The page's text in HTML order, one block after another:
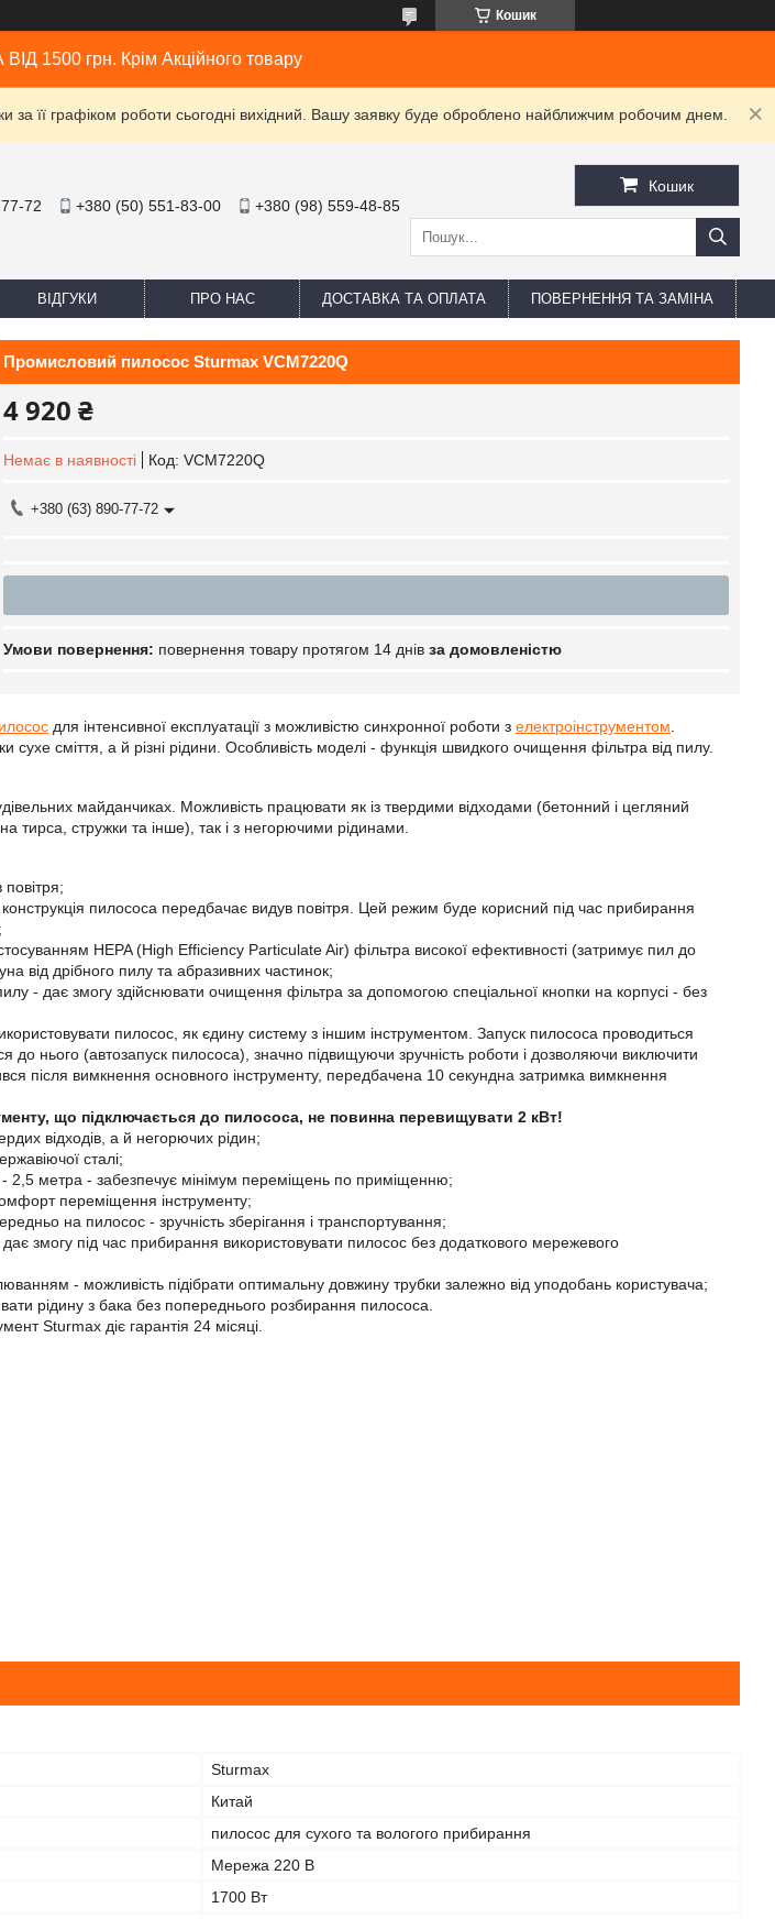
Кошик
1500 грн. Крім Акційного товару
її графіком роботи сьогодні вихідний. Вашу заявку буде оброблено найближчим робочим днем.
72 +380 (50) 551-83-00 +380 (98) 559-48-85
Кошик
ВІДГУКИ ПРО НАС ДОСТАВКА ТА ОПЛАТА ПОВЕРНЕННЯ ТА ЗАМІНА
Промисловий пилосос Sturmax VCM7220Q
4 920 ₴
Немає в наявності Код: VCM7220Q
+380 (63) 890-77-72
повернення товару протягом 14 днів за домовленістю
для інтенсивної експлуатації з можливістю синхронної роботи з електроінструментом
сухе сміття, а й різні рідини. Особливість моделі - функція швидкого очищення фільтра від пилу.
майданчиках. Можливість працювати як із твердими відходами (бетонний і цегляний
тирса, стружки та інше), так і з негорючими рідинами.
пилососа передбачає видув повітря. Цей режим буде корисний під час прибирання
HEPA (High Efficiency Particulate Air) фільтра високої ефективності (затримує пил до
від дрібного пилу та абразивних частинок;
- дає змогу здійснювати очищення фільтра за допомогою спеціальної кнопки на корпусі - без
пилосос, як єдину систему з іншим інструментом. Запуск пилососа проводиться
до нього (автозапуск пилососа), значно підвищуючи зручність роботи і дозволяючи виключити
після вимкнення основного інструменту, передбачена 10 секундна затримка вимкнення
що підключається до пилососа, не повинна перевищувати 2 кВт!
відходів, а й негорючих рідин;
сталі;
2,5 метра - забезпечує мінімум переміщень по приміщенню;
переміщення інструменту;
на пилосос - зручність зберігання і транспортування;
змогу під час прибирання використовувати пилосос без додаткового мережевого
- можливість підібрати оптимальну довжину трубки залежно від уподобань користувача;
рідину з бака без попереднього розбирання пилососа.
Sturmax діє гарантія 24 місяці.
Sturmax
Китай
пилосос для сухого та вологого прибирання
Мережа 220 В
1700 Вт